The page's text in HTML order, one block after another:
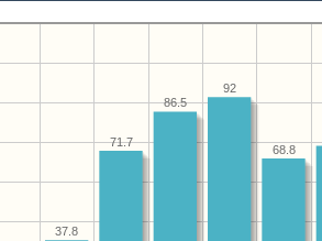
68.8
92
86.5
71.7
37.8